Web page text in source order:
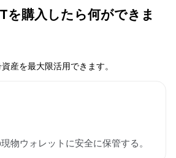
を購入したら何ができま
産を最大限活用できます。
物ウォレットに安全に保管する。